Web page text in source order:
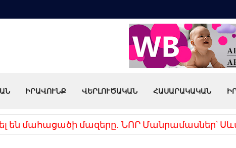
ԻՐԱՎՈՒՆՔ ՎԵՐԼՈՒԾԱԿԱՆ ՀԱՍԱՐԱԿԱԿԱՆ
ավելացրեց, 20 հազար մթերքները